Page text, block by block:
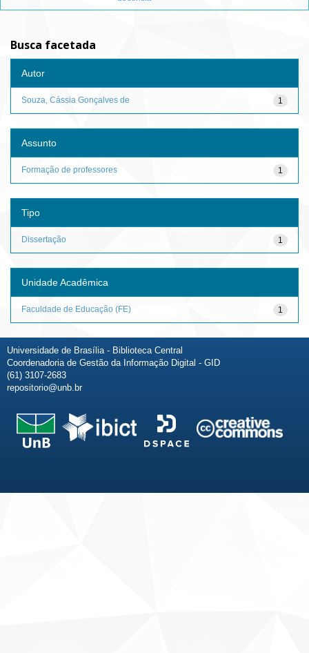
Busca facetada
Autor
1
Souza, Cássia Gonçalves de
Assunto
1
Formação de professores
Tipo
1
Dissertação
Unidade Acadêmica
1
Faculdade de Educação (FE)
Universidade de Brasília - Biblioteca Central
Coordenadoria de Gestão da Informação Digital - GID
(61) 3107-2683
repositorio@unb.br